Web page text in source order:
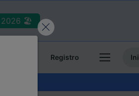
2026 🏖️
Registro